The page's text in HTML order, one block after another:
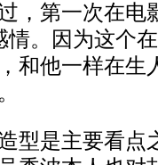
，第一次在电
。因为这个
和他一样在
是主要看点